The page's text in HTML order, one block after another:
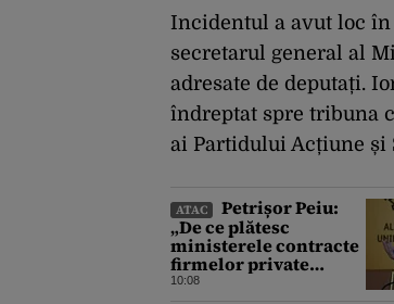
Incidentul a avut loc
secretarul general al
adresate de deputați.
îndreptat spre tribuna
ai Partidului Acțiune și
ATAC
Petrișor Peiu:
„De ce plătesc
ministerele contracte
firmelor private
pentru a elabora
10:08